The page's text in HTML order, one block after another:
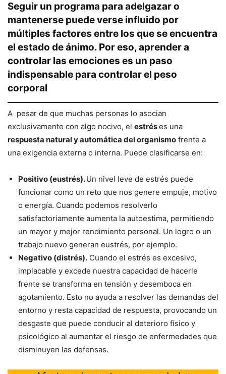
Seguir un programa para adelgazar o
mantenerse puede verse influido por
múltiples factores entre los que se encuentra
el estado de ánimo. Por eso, aprender a
controlar las emociones es un paso
indispensable para controlar el peso
corporal
A pesar de que muchas personas lo asocian
exclusivamente con algo nocivo, el estréses una
respuesta natural y automática del organismo frente a
una exigencia externa o interna. Puede clasificarse en:
Positivo (eustrés).Un nivel leve de estrés puede
funcionar como un reto que nos genere empuje, motivo
o energía. Cuando podemos resolverlo
satisfactoriamente aumenta la autoestima, permitiendo
un mayor y mejor rendimiento personal. Un logro o un
trabajo nuevo generan eustrés, por ejemplo.
Negativo (distrés). Cuando el estrés es excesivo,
implacable y excede nuestra capacidad de hacerle
frente se transforma en tensión y desemboca en
agotamiento. Esto no ayuda a resolver las demandas del
entorno y resta capacidad de respuesta, provocando un
desgaste que puede conducir al deterioro físico y
psicológico al aumentar el riesgo de enfermedades que
disminuyen las defensas.